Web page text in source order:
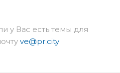
у Вас есть темы для
ve@pr.city